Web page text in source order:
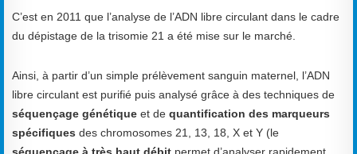
C’est en 2011 que l’analyse de l’ADN libre circulant dans le cadre
du dépistage de la trisomie 21 a été mise sur le marché.
Ainsi, à partir d’un simple prélèvement sanguin maternel, l’ADN
libre circulant est purifié puis analysé grâce à des techniques de
séquençage génétique et de quantification des marqueurs
spécifiques des chromosomes 21, 13, 18, X et Y (le
séquençage à très haut débit permet d’analyser rapidement